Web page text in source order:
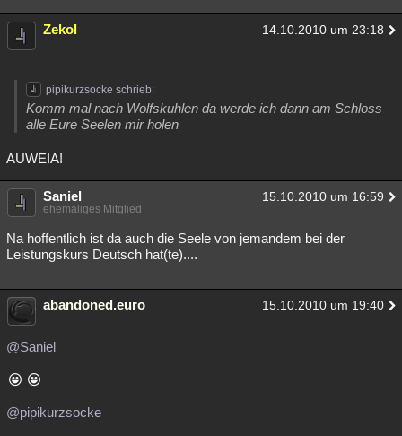
Zekol 14.10.2010 um 23:18
pipikurzsocke schrieb:
Komm mal nach Wolfskuhlen da werde ich dann am Schloss
alle Eure Seelen mir holen
AUWEIA!
Saniel 15.10.2010 um 16:59
ehemaliges Mitglied
Na hoffentlich ist da auch die Seele von jemandem bei der
Leistungskurs Deutsch hat(te)....
abandoned.euro 15.10.2010 um 19:40
@Saniel
@pipikurzsocke